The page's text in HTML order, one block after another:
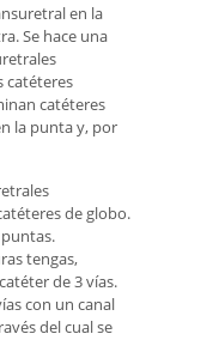
en la
Se hace una
catéteres
catéteres
la punta y, por
de globo.
tengas,
de 3 vías.
con un canal
del cual se